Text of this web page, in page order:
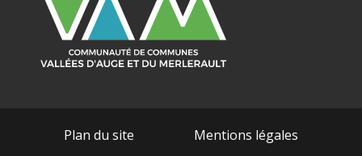
Plan du site Mentions légales